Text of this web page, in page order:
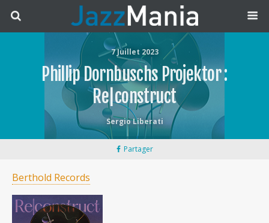
7 Juillet 2023
Phillip Dornbuschs Projektor :
Re|construct
Sergio Liberati
Partager
Berthold Records